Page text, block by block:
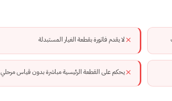
لا يقدم فاتورة بقطعة الغيار المستبدلة
يحكم على القطعة الرئيسية مباشرة بدون قياس مرحلي